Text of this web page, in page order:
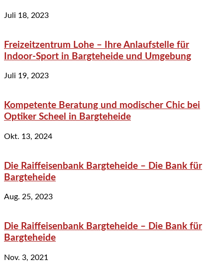
Juli 18, 2023
Freizeitzentrum Lohe – Ihre Anlaufstelle für
Indoor-Sport in Bargteheide und Umgebung
Juli 19, 2023
Kompetente Beratung und modischer Chic bei
Optiker Scheel in Bargteheide
Okt. 13, 2024
Die Raiffeisenbank Bargteheide – Die Bank für
Bargteheide
Aug. 25, 2023
Die Raiffeisenbank Bargteheide – Die Bank für
Bargteheide
Nov. 3, 2021